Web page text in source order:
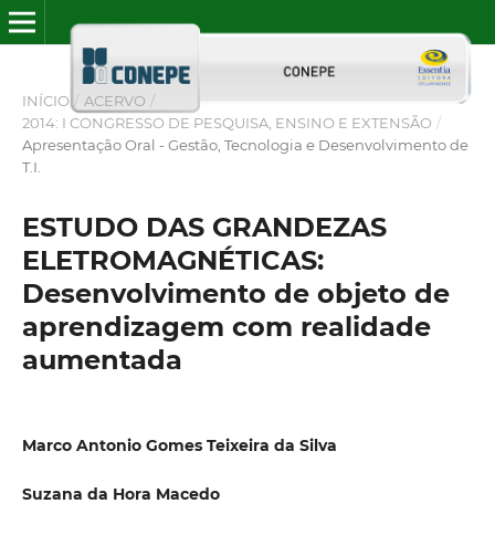
INÍCIO / ACERVO /
2014: I CONGRESSO DE PESQUISA, ENSINO E EXTENSÃO /
Apresentação Oral - Gestão, Tecnologia e Desenvolvimento de
T.I.
ESTUDO DAS GRANDEZAS
ELETROMAGNÉTICAS:
Desenvolvimento de objeto de
aprendizagem com realidade
aumentada
Marco Antonio Gomes Teixeira da Silva
Suzana da Hora Macedo